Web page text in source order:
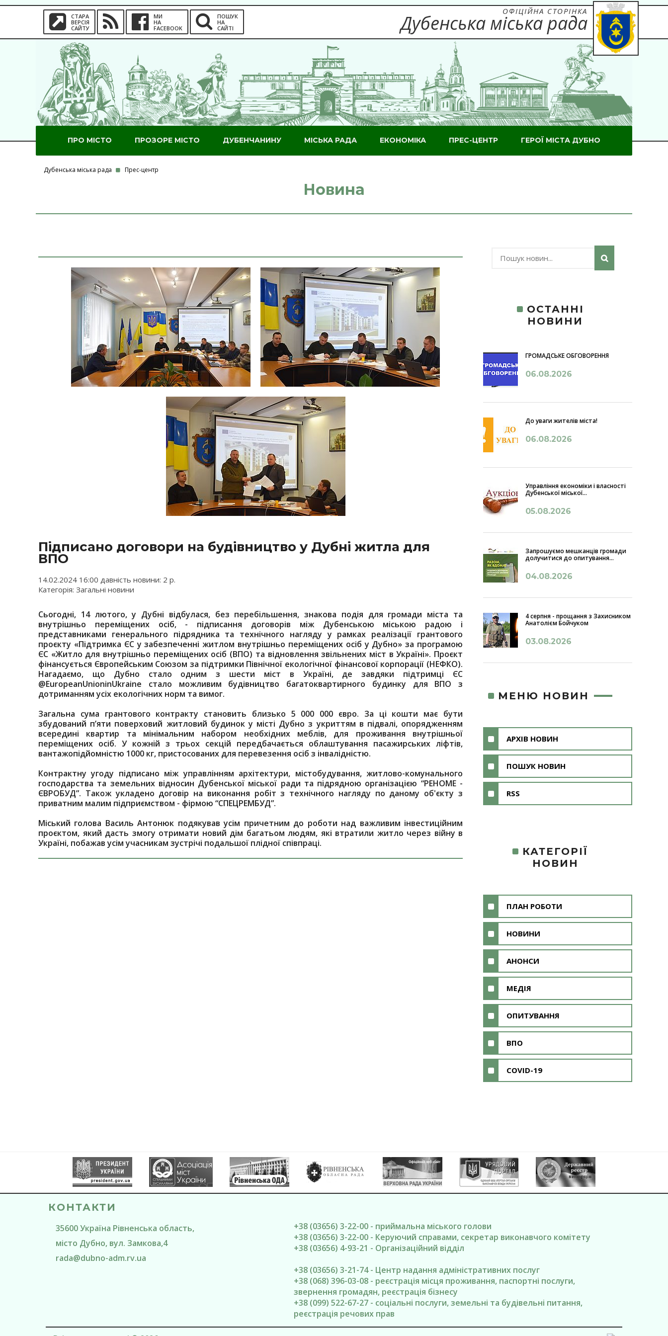
СТАРА
ВЕРСІЯ
САЙТУ
МИ
НА
FACEBOOK
ПОШУК
НА
САЙТІ
ОФІЦІЙНА СТОРІНКА
Дубенська міська рада
ПРО МІСТО ПРОЗОРЕ МІСТО ДУБЕНЧАНИНУ МІСЬКА РАДА ЕКОНОМІКА ПРЕС-ЦЕНТР ГЕРОЇ МІСТА ДУБНО
Дубенська міська рада Прес-центр
Новина
Підписано договори на будівництво у Дубні житла для
ВПО
14.02.2024 16:00 давність новини: 2 р.
Категорія: Загальні новини
Сьогодні, 14 лютого, у Дубні відбулася, без перебільшення, знакова подія для громади міста та
внутрішньо переміщених осіб, - підписання договорів між Дубенською міською радою і
представниками генерального підрядника та технічного нагляду у рамках реалізації грантового
проєкту «Підтримка ЄС у забезпеченні житлом внутрішньо переміщених осіб у Дубно» за програмою
ЄС «Житло для внутрішньо переміщених осіб (ВПО) та відновлення звільнених міст в Україні». Проєкт
фінансується Європейським Союзом за підтримки Північної екологічної фінансової корпорації (НЕФКО).
Нагадаємо, що Дубно стало одним з шести міст в Україні, де завдяки підтримці ЄС
@EuropeanUnioninUkraine стало можливим будівництво багатоквартирного будинку для ВПО з
дотриманням усіх екологічних норм та вимог.
Загальна сума грантового контракту становить близько 5 000 000 євро. За ці кошти має бути
збудований п’яти поверховий житловий будинок у місті Дубно з укриттям в підвалі, опорядженням
всередині квартир та мінімальним набором необхідних меблів, для проживання внутрішньої
переміщених осіб. У кожній з трьох секцій передбачається облаштування пасажирських ліфтів,
вантажопідйомністю 1000 кг, пристосованих для перевезення осіб з інвалідністю.
Контрактну угоду підписано між управлінням архітектури, містобудування, житлово-комунального
господарства та земельних відносин Дубенської міської ради та підрядною організацією “РЕНОМЕ -
ЄВРОБУД”. Також укладено договір на виконання робіт з технічного нагляду по даному об'єкту з
приватним малим підприємством - фірмою “СПЕЦРЕМБУД”.
Міський голова Василь Антонюк подякував усім причетним до роботи над важливим інвестиційним
проєктом, який дасть змогу отримати новий дім багатьом людям, які втратили житло через війну в
Україні, побажав усім учасникам зустрічі подальшої плідної співпраці.
ОСТАННІ
НОВИНИ
ГРОМАДСЬКЕ ОБГОВОРЕННЯ
06.08.2026
До уваги жителів міста!
06.08.2026
Управління економіки і власності
Дубенської міської...
05.08.2026
Запрошуємо мешканців громади
долучитися до опитування...
04.08.2026
4 серпня - прощання з Захисником
Анатолієм Бойчуком
03.08.2026
МЕНЮ НОВИН
АРХІВ НОВИН
ПОШУК НОВИН
RSS
КАТЕГОРІЇ
НОВИН
ПЛАН РОБОТИ
НОВИНИ
АНОНСИ
МЕДІЯ
ОПИТУВАННЯ
ВПО
COVID-19
КОНТАКТИ
35600Україна Рівненська область,
місто Дубно, вул. Замкова,4
rada@dubno-adm.rv.ua
+38 (03656) 3-22-00 - приймальна міського голови
+38 (03656) 3-22-00 - Керуючий справами, секретар виконавчого комітету
+38 (03656) 4-93-21 - Організаційний відділ
+38 (03656) 3-21-74 - Центр надання адміністративних послуг
+38 (068) 396-03-08 - реєстрація місця проживання, паспортні послуги,
звернення громадян, реєстрація бізнесу
+38 (099) 522-67-27 - соціальні послуги, земельні та будівельні питання,
реєстрація речових прав